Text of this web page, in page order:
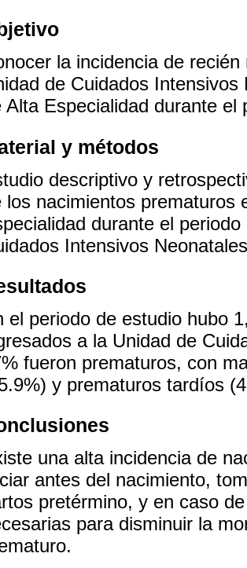
la incidencia de
de Cuidados
Alta Especialidad durante el
y métodos
descriptivo y
los nacimientos prematuros
durante el
Intensivos
el periodo de estudio hubo
a la Unidad de
fueron prematuros, con
y prematuros tardíos
una alta incidencia de
antes del nacimiento,
pretérmino, y en caso
para disminuir la